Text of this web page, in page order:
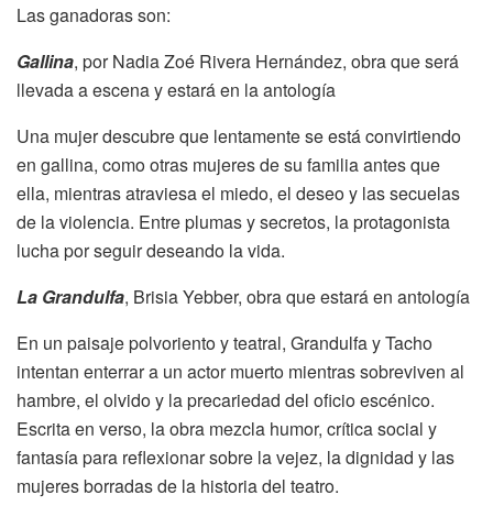
Las ganadoras son:
Gallina, por Nadia Zoé Rivera Hernández, obra que será
llevada a escena y estará en la antología
Una mujer descubre que lentamente se está convirtiendo
en gallina, como otras mujeres de su familia antes que
ella, mientras atraviesa el miedo, el deseo y las secuelas
de la violencia. Entre plumas y secretos, la protagonista
lucha por seguir deseando la vida.
La Grandulfa, Brisia Yebber, obra que estará en antología
En un paisaje polvoriento y teatral, Grandulfa y Tacho
intentan enterrar a un actor muerto mientras sobreviven al
hambre, el olvido y la precariedad del oficio escénico.
Escrita en verso, la obra mezcla humor, crítica social y
fantasía para reflexionar sobre la vejez, la dignidad y las
mujeres borradas de la historia del teatro.